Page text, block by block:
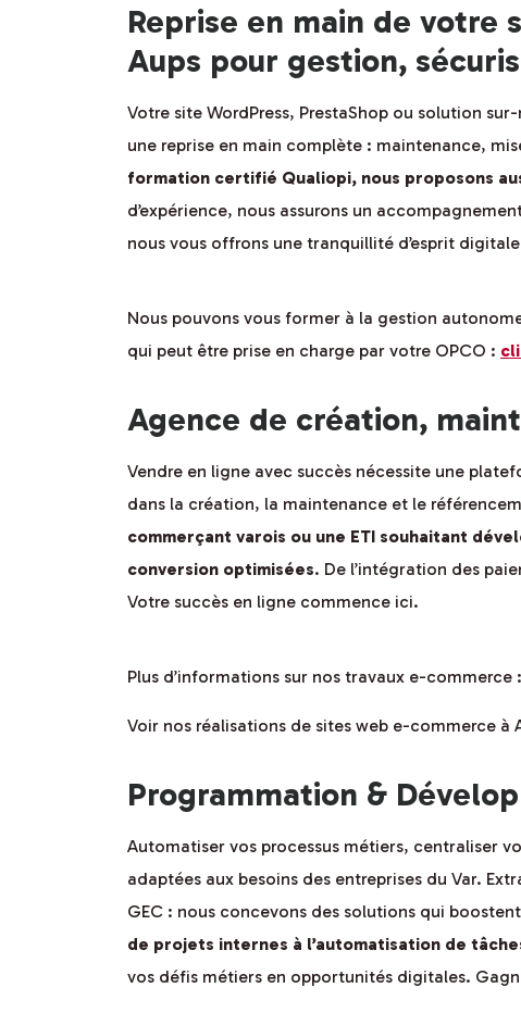
Reprise en main de votre
Aups pour gestion,
Votre site WordPress, PrestaShop ou solution
une reprise en main complète : maintenance,
formation certifié Qualiopi, nous proposons
d’expérience, nous assurons un
nous vous offrons une tranquillité d’esprit
Nous pouvons vous former à la gestion
qui peut être prise en charge par votre OPCO :
Agence de création,
Vendre en ligne avec succès nécessite une
dans la création, la maintenance et le
commerçant varois ou une ETI souhaitant
conversion optimisées. De l’intégration des
Votre succès en ligne commence ici.
Plus d’informations sur nos travaux e-commerce :
Voir nos réalisations de sites web e-commerce à
Programmation &
Automatiser vos processus métiers, centraliser
adaptées aux besoins des entreprises du Var.
GEC : nous concevons des solutions qui
de projets internes à l’automatisation de
vos défis métiers en opportunités digitales.